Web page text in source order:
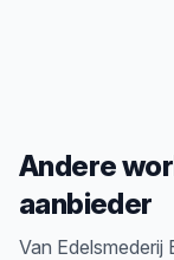
Andere
aanbieder
Van Edelsmederij